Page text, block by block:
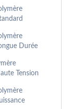
Durée
Tension